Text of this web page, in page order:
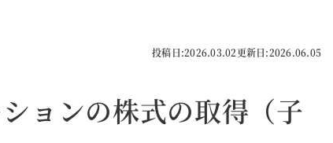
投稿日:2026.03.02更新日:2026.06.05
ョンの株式の取得（子